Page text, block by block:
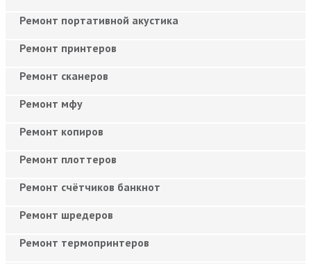
Ремонт портативной акустика
Ремонт принтеров
Ремонт сканеров
Ремонт мфу
Ремонт копиров
Ремонт плоттеров
Ремонт счётчиков банкнот
Ремонт шредеров
Ремонт термопринтеров